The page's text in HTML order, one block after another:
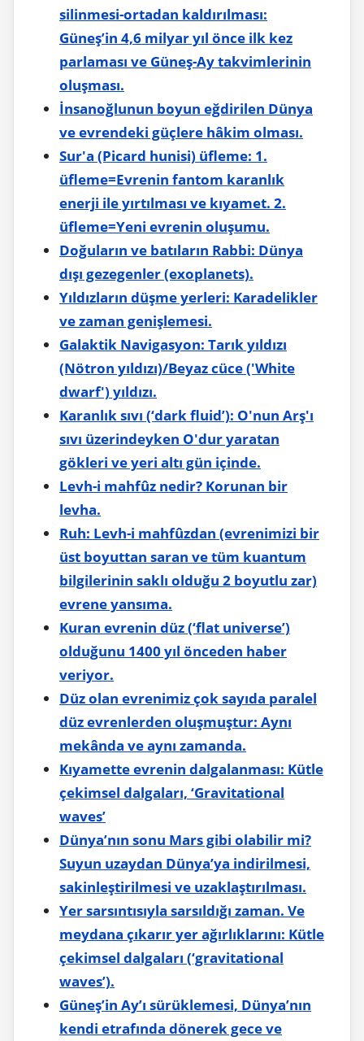
silinmesi-ortadan kaldırılması:
Güneş’in 4,6 milyar yıl önce ilk kez
parlaması ve Güneş-Ay takvimlerinin
oluşması.
İnsanoğlunun boyun eğdirilen Dünya
ve evrendeki güçlere hâkim olması.
Sur'a (Picard hunisi) üfleme: 1.
üfleme=Evrenin fantom karanlık
enerji ile yırtılması ve kıyamet. 2.
üfleme=Yeni evrenin oluşumu.
Doğuların ve batıların Rabbi: Dünya
dışı gezegenler (exoplanets).
Yıldızların düşme yerleri: Karadelikler
ve zaman genişlemesi.
Galaktik Navigasyon: Tarık yıldızı
(Nötron yıldızı)/Beyaz cüce ('White
dwarf') yıldızı.
Karanlık sıvı (‘dark fluid’): O'nun Arş'ı
sıvı üzerindeyken O'dur yaratan
gökleri ve yeri altı gün içinde.
Levh-i mahfûz nedir? Korunan bir
levha.
Ruh: Levh-i mahfûzdan (evrenimizi bir
üst boyuttan saran ve tüm kuantum
bilgilerinin saklı olduğu 2 boyutlu zar)
evrene yansıma.
Kuran evrenin düz (‘flat universe’)
olduğunu 1400 yıl önceden haber
veriyor.
Düz olan evrenimiz çok sayıda paralel
düz evrenlerden oluşmuştur: Aynı
mekânda ve aynı zamanda.
Kıyamette evrenin dalgalanması: Kütle
çekimsel dalgaları, ‘Gravitational
waves’
Dünya’nın sonu Mars gibi olabilir mi?
Suyun uzaydan Dünya’ya indirilmesi,
sakinleştirilmesi ve uzaklaştırılması.
Yer sarsıntısıyla sarsıldığı zaman. Ve
meydana çıkarır yer ağırlıklarını: Kütle
çekimsel dalgaları (‘gravitational
waves’).
Güneş’in Ay’ı sürüklemesi, Dünya’nın
kendi etrafında dönerek gece ve